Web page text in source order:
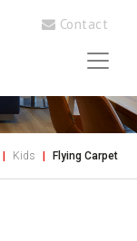
Contact
Kids Flying Carpet